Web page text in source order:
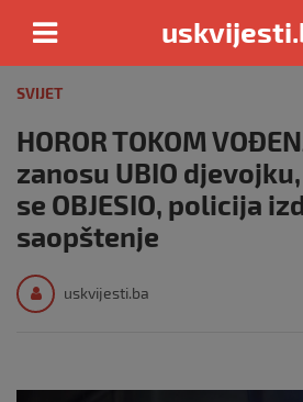
content
SVIJET
HOROR TOKOM
zanosu UBIO
se OBJESIO, policija
saopštenje
uskvijesti.ba